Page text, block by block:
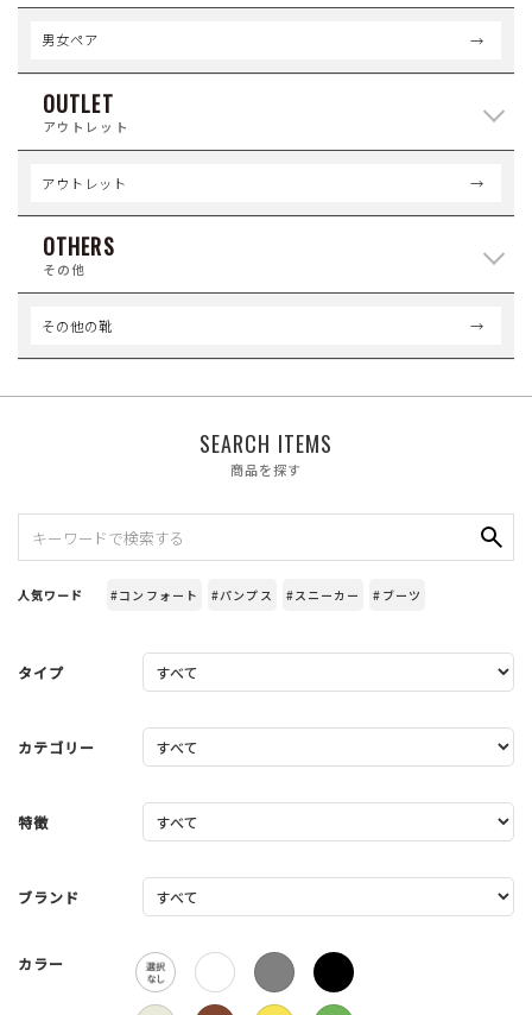
男女ペア
OUTLET
アウトレット
アウトレット
OTHERS
その他
その他の靴
SEARCH ITEMS
商品を探す
人気ワード #コンフォート #パンプス #スニーカー #ブーツ
タイプ
カテゴリー
特徴
ブランド
カラー